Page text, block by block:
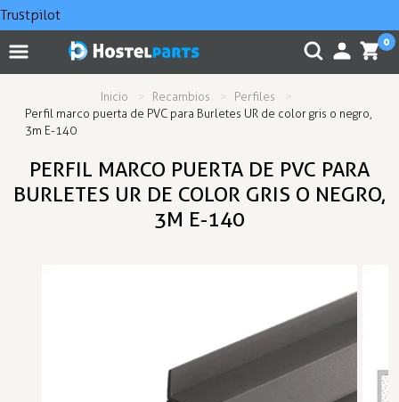
Trustpilot
0
Inicio Recambios
Perfiles
Perfil marco puerta de PVC para Burletes UR de color gris o negro,
3m E-140
PERFIL MARCO PUERTA DE PVC PARA
BURLETES UR DE COLOR GRIS O NEGRO,
3M E-140